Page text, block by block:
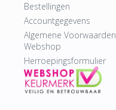
Bestellingen
Accountgegevens
Algemene Voorwaarden
Webshop
Herroepingsformulier